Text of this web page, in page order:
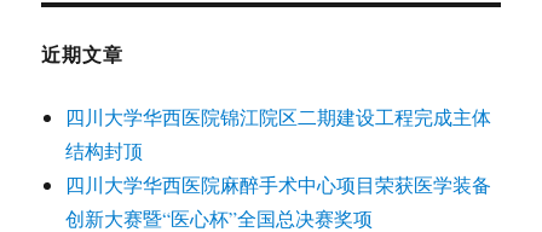
近期文章
四川大学华西医院锦江院区二期建设工程完成主体
结构封顶
四川大学华西医院麻醉手术中心项目荣获医学装备
创新大赛暨“医心杯”全国总决赛奖项